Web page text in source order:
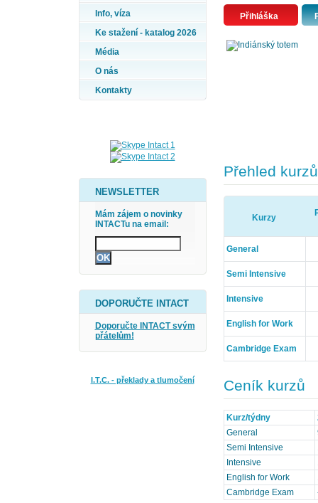
Info, víza
Ke stažení - katalog 2026
Média
O nás
Kontakty
NEWSLETTER
Mám zájem o novinky
INTACTu na email:
DOPORUČTE INTACT
Doporučte INTACT svým
přátelům!
I.T.C. - překlady a tlumočení
Přihláška
Přehled kurzů
Kurzy
General
Semi Intensive
Intensive
English for Work
Cambridge Exam
Ceník kurzů
Kurz/týdny
General
Semi Intensive
Intensive
English for Work
Cambridge Exam